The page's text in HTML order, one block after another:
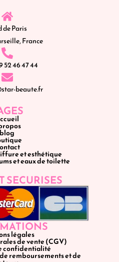
de Paris
France
52 46 47 44
beaute.fr
blog
et esthétique
et eaux de toilette
SECURISES
légales
de vente (CGV)
confidentialité
remboursements et de